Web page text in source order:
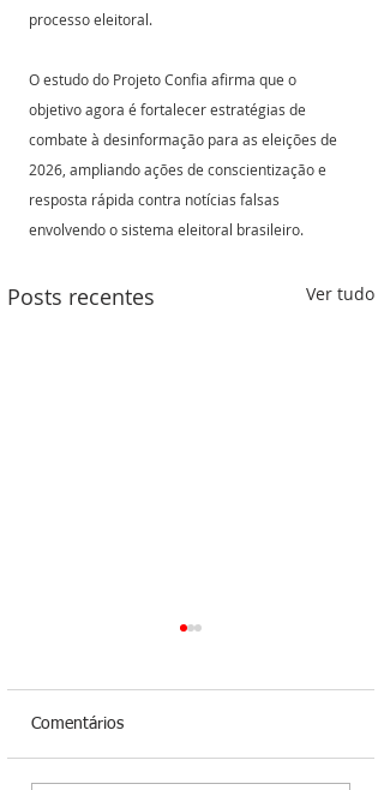
processo eleitoral.
O estudo do Projeto Confia afirma que o
objetivo agora é fortalecer estratégias de
combate à desinformação para as eleições de
2026, ampliando ações de conscientização e
resposta rápida contra notícias falsas
envolvendo o sistema eleitoral brasileiro.
Posts recentes Ver tudo
Comentários